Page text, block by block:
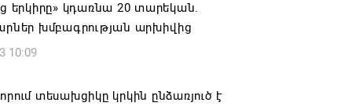
ներկայիս իշխանությունը ձախողում
ներսում ազգային համերաշխության
թե՛ արտաքին ճակատում հայ
14:18
երկիրը» կդառնա 20 տարեկան.
խմբագրության արխիվից
10:09
տեսախցիկը կրկին ընձառյուծ է